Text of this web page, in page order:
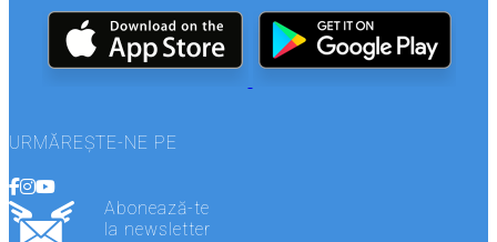
URMĂREȘTE-NE PE
Abonează-te
la newsletter